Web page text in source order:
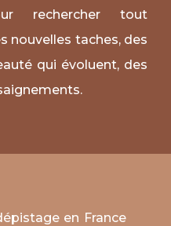
rechercher tout
nouvelles taches, des
qui évoluent, des
en France